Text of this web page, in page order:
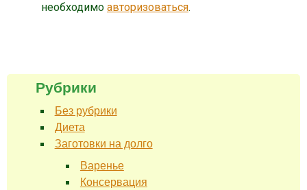
необходимо авторизоваться.
Рубрики
Без рубрики
Диета
Заготовки на долго
Варенье
Консервация